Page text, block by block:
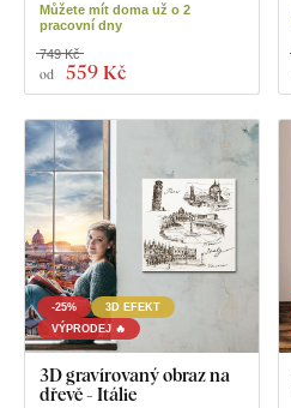
Můžete mít doma už o 2
pracovní dny
od 559 Kč
749 Kč
-25%
3D EFEKT
VÝPRODEJ 🔥
3D gravírovaný obraz na
dřevě - Itálie